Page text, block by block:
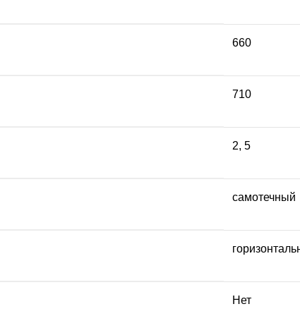
660
710
2, 5
самотечный
Нет